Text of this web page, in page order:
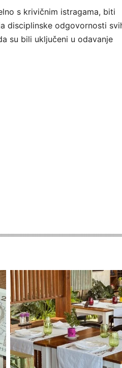
s krivičnim istragama, biti
disciplinske odgovornosti
su bili uključeni u odavanje